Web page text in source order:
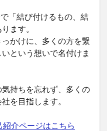
「結び付けるもの、結
ます。
かけに、多くの方を繋
という想いで名付けま
持ちを忘れず、多くの
を目指します。
介ページはこちら